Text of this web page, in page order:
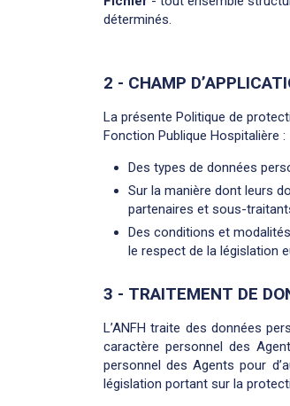
déterminés.
2 - CHAMP
La présente Politique de
Fonction Publique Hospitalière :
Des types de données
Sur la manière dont leurs
partenaires et sous-
Des conditions et
le respect de la législation
3 - TRAITEMENT DE
L’ANFH traite des données
caractère personnel des
personnel des Agents pour
législation portant sur la